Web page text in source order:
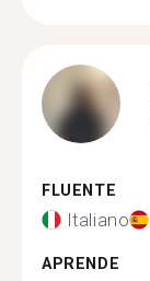
FLUENTE
Italiano
APRENDE